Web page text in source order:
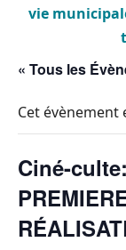
vie
« Tous les
Cet évènement
Ciné-